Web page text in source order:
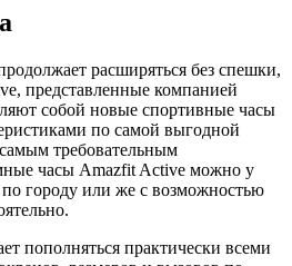
расширяться без спешки,
представленные компанией
собой новые спортивные часы
по самой выгодной
требовательным
часы Amazfit Active можно у
городу или же с возможностью
пополняться практически всеми